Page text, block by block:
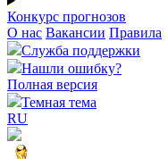
Конкурс прогнозов
О нас Вакансии Правила
Служба поддержки
Нашли ошибку?
Полная версия
Темная тема
RU